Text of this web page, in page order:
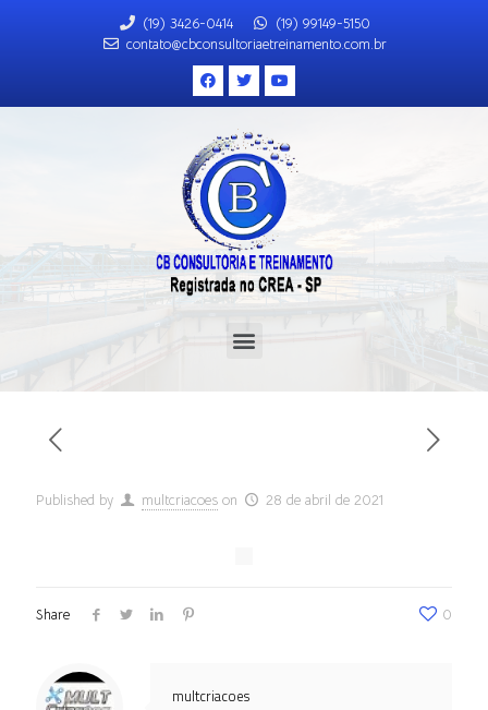
(19) 3426-0414
(19) 99149-5150
contato@cbconsultoriaetreinamento.com.br
Published by multcriacoes on 28 de abril de 2021
Share 0
multcriacoes